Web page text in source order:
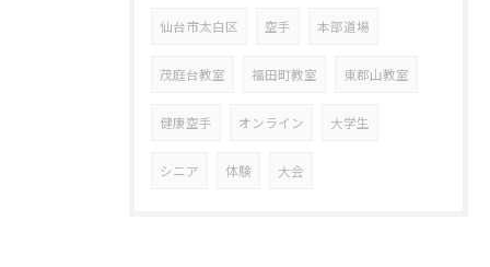
仙台市太白区 空手 本部道場
茂庭台教室 福田町教室 東郡山教室
健康空手 オンライン 大学生
シニア 体験 大会